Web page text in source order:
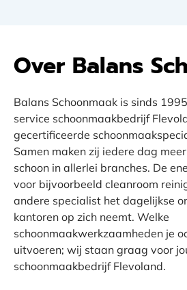
Over Balans
Balans Schoonmaak is sinds
service schoonmaakbedrijf
gecertificeerde
Samen maken zij iedere dag
schoon in allerlei branches. De
voor bijvoorbeeld cleanroom
andere specialist het dagelijkse
kantoren op zich neemt. Welke
schoonmaakwerkzaamheden je
uitvoeren; wij staan graag voor
schoonmaakbedrijf Flevoland.